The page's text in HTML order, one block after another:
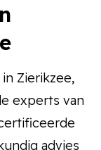
Zierikzee,
experts van
advies